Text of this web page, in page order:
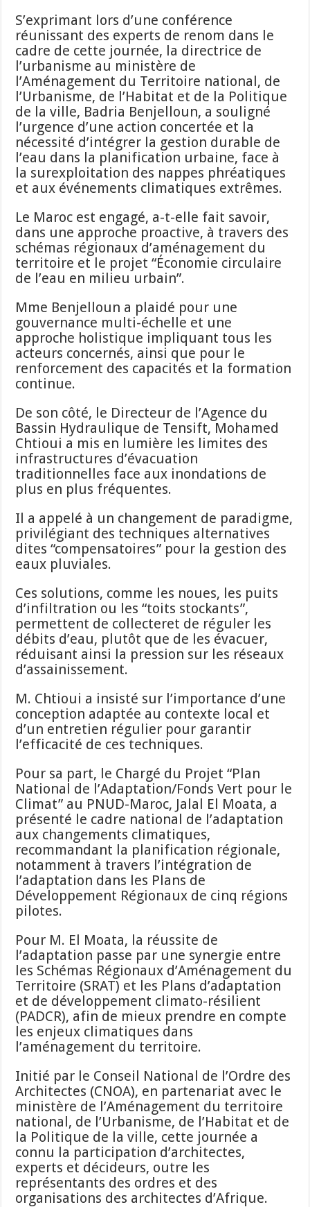
S’exprimant lors d’une conférence
réunissant des experts de renom dans le
cadre de cette journée, la directrice de
l’urbanisme au ministère de
l’Aménagement du Territoire national, de
l’Urbanisme, de l’Habitat et de la Politique
de la ville, Badria Benjelloun, a souligné
l’urgence d’une action concertée et la
nécessité d’intégrer la gestion durable de
l’eau dans la planification urbaine, face à
la surexploitation des nappes phréatiques
et aux événements climatiques extrêmes.
Le Maroc est engagé, a-t-elle fait savoir,
dans une approche proactive, à travers des
schémas régionaux d’aménagement du
territoire et le projet “Économie circulaire
de l’eau en milieu urbain”.
Mme Benjelloun a plaidé pour une
gouvernance multi-échelle et une
approche holistique impliquant tous les
acteurs concernés, ainsi que pour le
renforcement des capacités et la formation
continue.
De son côté, le Directeur de l’Agence du
Bassin Hydraulique de Tensift, Mohamed
Chtioui a mis en lumière les limites des
infrastructures d’évacuation
traditionnelles face aux inondations de
plus en plus fréquentes.
Il a appelé à un changement de paradigme,
privilégiant des techniques alternatives
dites “compensatoires” pour la gestion des
eaux pluviales.
Ces solutions, comme les noues, les puits
d’infiltration ou les “toits stockants”,
permettent de collecteret de réguler les
débits d’eau, plutôt que de les évacuer,
réduisant ainsi la pression sur les réseaux
d’assainissement.
M. Chtioui a insisté sur l’importance d’une
conception adaptée au contexte local et
d’un entretien régulier pour garantir
l’efficacité de ces techniques.
Pour sa part, le Chargé du Projet “Plan
National de l’Adaptation/Fonds Vert pour le
Climat” au PNUD-Maroc, Jalal El Moata, a
présenté le cadre national de l’adaptation
aux changements climatiques,
recommandant la planification régionale,
notamment à travers l’intégration de
l’adaptation dans les Plans de
Développement Régionaux de cinq régions
pilotes.
Pour M. El Moata, la réussite de
l’adaptation passe par une synergie entre
les Schémas Régionaux d’Aménagement du
Territoire (SRAT) et les Plans d’adaptation
et de développement climato-résilient
(PADCR), afin de mieux prendre en compte
les enjeux climatiques dans
l’aménagement du territoire.
Initié par le Conseil National de l’Ordre des
Architectes (CNOA), en partenariat avec le
ministère de l’Aménagement du territoire
national, de l’Urbanisme, de l’Habitat et de
la Politique de la ville, cette journée a
connu la participation d’architectes,
experts et décideurs, outre les
représentants des ordres et des
organisations des architectes d’Afrique.